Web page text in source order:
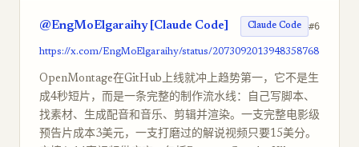
@EngMoElgaraihy [Claude Code] Claude Code #6
https://x.com/EngMoElgaraihy/status/2073092013948358768
OpenMontage在GitHub上线就冲上趋势第一，它不是生
成4秒短片，而是一条完整的制作流水线：自己写脚本、
找素材、生成配音和音乐、剪辑并渲染。一支完整电影级
预告片成本3美元，一支打磨过的解说视频只要15美分。